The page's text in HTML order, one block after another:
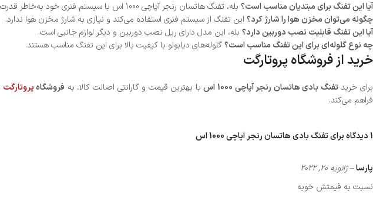
آیا این تفنگ برای مبتدیان مناسب است؟ بله، تفنگ هاتسان رنجر آپاچی 1000 اس با سیستم فنری خود به‌خاطر قدرت و دقت بالا، برای تیراندازان مبتدی و حرفه‌ای مناسب است.
چگونه می‌توان مخزن هوا را شارژ کرد؟ این تفنگ از سیستم فنری استفاده می‌کند و نیازی به شارژ مخزن هوا ندارد.
آیا این تفنگ قابلیت نصب دوربین دارد؟ بله، این مدل دارای ریل نصب دوربین و دیگر لوازم جانبی است.
چه نوع گلوله‌ای برای این تفنگ مناسب است؟گلوله‌های دیابولو با کیفیت بالا برای این تفنگ مناسب هستند.
خرید از فروشگاه پروتارگت
برای خریدتفنگ بادی هاتسان رنجر آپاچی 1000 اس با بهترین قیمت و گارانتی اصالت کالا، به فروشگاهپروتارگت
فراهم می‌کند.
1 دیدگاه برای تفنگ بادی هاتسان رنجر آپاچی 1000 اس
پارسا–ژانویه 20, 2022
نسبت به قیمتش خوبه